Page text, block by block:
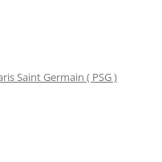
Saint Germain ( PSG )